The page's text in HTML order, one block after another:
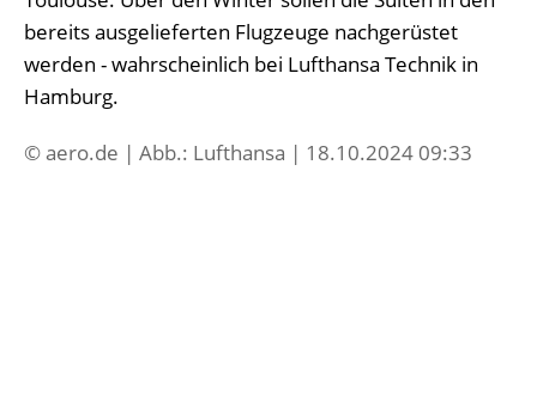
bereits ausgelieferten Flugzeuge nachgerüstet
werden - wahrscheinlich bei Lufthansa Technik in
Hamburg.
© aero.de | Abb.: Lufthansa | 18.10.2024 09:33